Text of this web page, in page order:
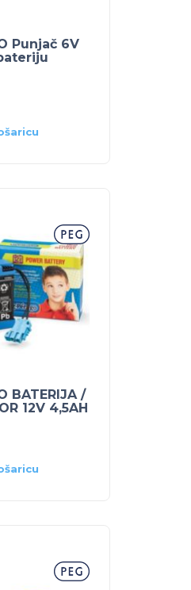
Punjač 6V
BATERIJA /
12V 4,5AH